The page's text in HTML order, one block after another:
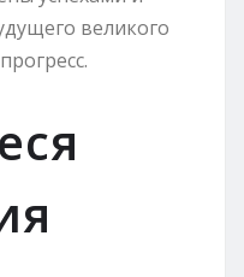
великого